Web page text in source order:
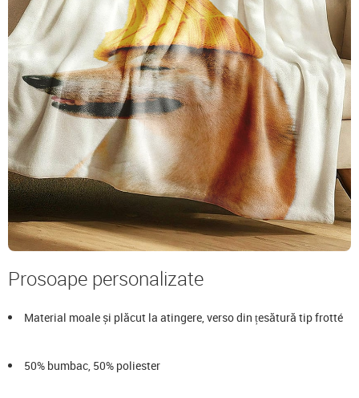
Prosoape personalizate
Material moale și plăcut la atingere, verso din țesătură tip frotté
50% bumbac, 50% poliester